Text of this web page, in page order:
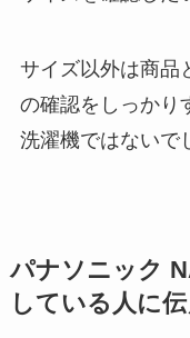
サイズ以外は商品
の確認をしっかり
洗濯機ではないで
パナソニック
している人に